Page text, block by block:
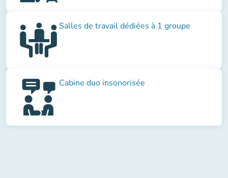
Salles de travail dédiées à 1 groupe
Cabine duo insonorisée